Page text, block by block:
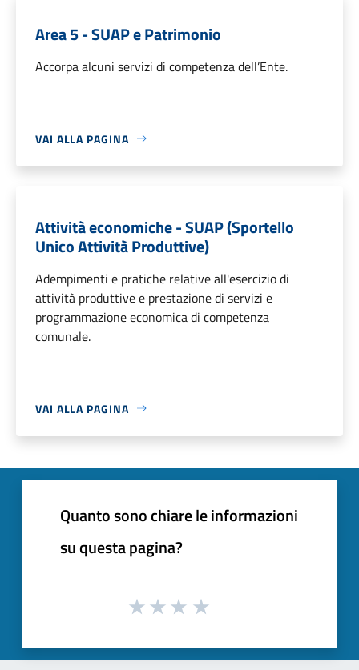
Area 5 - SUAP e Patrimonio
Accorpa alcuni servizi di competenza dell’Ente.
VAI ALLA PAGINA
Attività economiche - SUAP (Sportello
Unico Attività Produttive)
Adempimenti e pratiche relative all'esercizio di
attività produttive e prestazione di servizi e
programmazione economica di competenza
comunale.
VAI ALLA PAGINA
Quanto sono chiare le informazioni
su questa pagina?